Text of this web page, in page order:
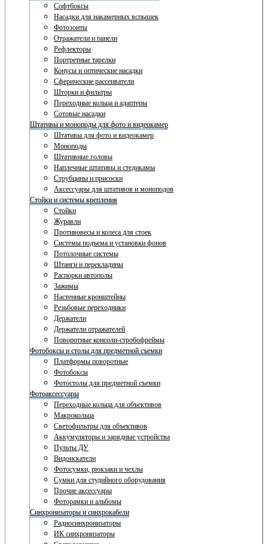
Софтбоксы
Насадки для накамерных вспышек
Фотозонты
Отражатели и панели
Рефлекторы
Портретные тарелки
Конусы и оптические насадки
Сферические рассеиватели
Шторки и фильтры
Переходные кольца и адаптеры
Сотовые насадки
Штативы и моноподы для фото и видеокамер
Штативы для фото и видеокамер
Моноподы
Штативные головы
Наплечные штативы и стедикамы
Струбцины и присоски
Аксессуары для штативов и моноподов
Стойки и системы крепления
Стойки
Журавли
Противовесы и колеса для стоек
Системы подъема и установки фонов
Потолочные системы
Штанги и перекладины
Распорки автополы
Зажимы
Настенные кронштейны
Резьбовые переходники
Держатели
Держатели отражателей
Поворотные консоли-стробофреймы
Фотобоксы и столы для предметной съемки
Платформы поворотные
Фотобоксы
Фотостолы для предметной съемки
Фотоаксессуары
Переходные кольца для объективов
Макрокольца
Светофильтры для объективов
Аккумуляторы и зарядные устройства
Пульты ДУ
Видоискатели
Фотосумки, рюкзаки и чехлы
Сумки для студийного оборудования
Прочие аксессуары
Фоторамки и альбомы
Синхронизаторы и синхрокабели
Радиосинхронизаторы
ИК синхронизаторы